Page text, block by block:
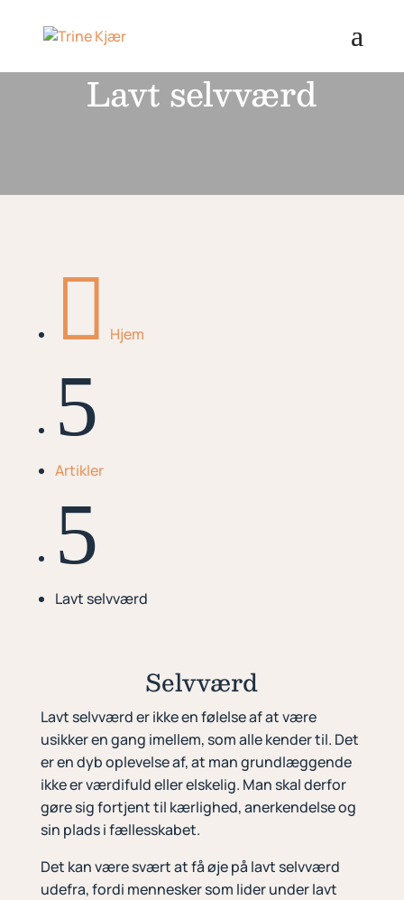
Lavt selvværd
 Hjem
5
Artikler
5
Lavt selvværd
Selvværd
Lavt selvværd er ikke en følelse af at være
usikker en gang imellem, som alle kender til. Det
er en dyb oplevelse af, at man grundlæggende
ikke er værdifuld eller elskelig. Man skal derfor
gøre sig fortjent til kærlighed, anerkendelse og
sin plads i fællesskabet.
Det kan være svært at få øje på lavt selvværd
udefra, fordi mennesker som lider under lavt